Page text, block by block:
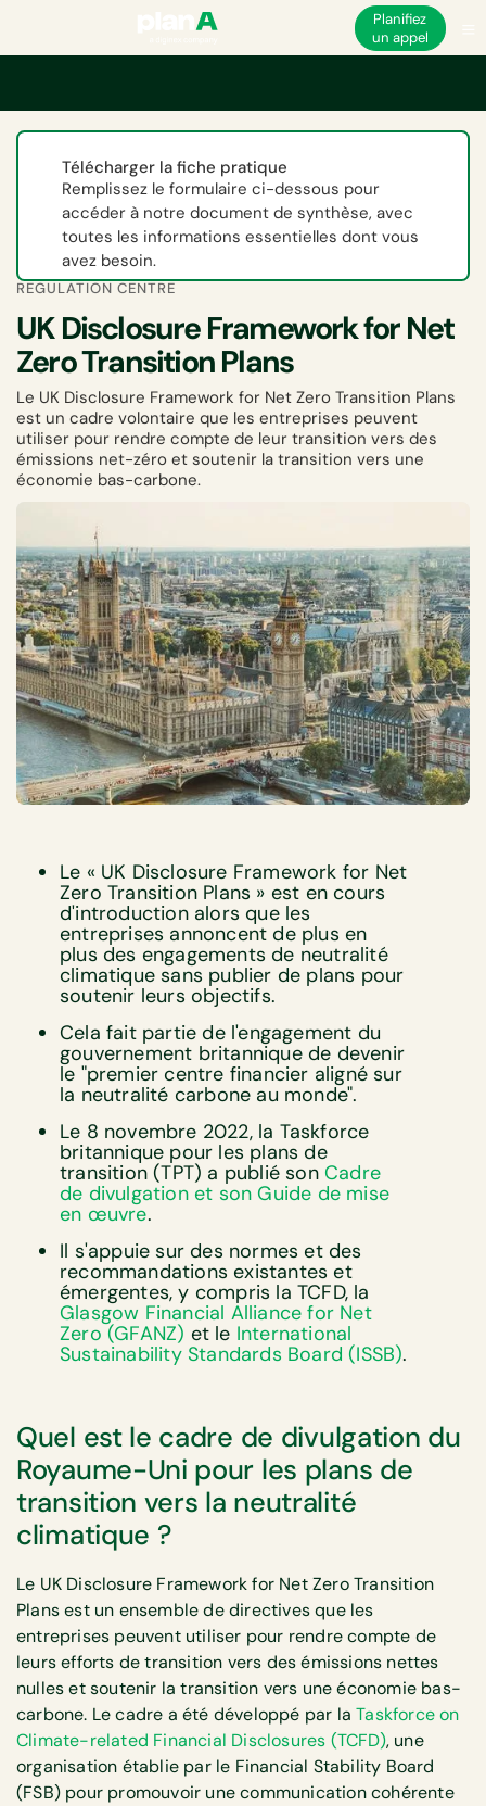
Planifiez
un appel
Télécharger la fiche pratique
Remplissez le formulaire ci-dessous pour
accéder à notre document de synthèse, avec
toutes les informations essentielles dont vous
avez besoin.
REGULATION CENTRE
UK Disclosure Framework for Net
Zero Transition Plans
Le UK Disclosure Framework for Net Zero Transition Plans
est un cadre volontaire que les entreprises peuvent
utiliser pour rendre compte de leur transition vers des
émissions net-zéro et soutenir la transition vers une
économie bas-carbone.
Le « UK Disclosure Framework for Net
Zero Transition Plans » est en cours
d'introduction alors que les
entreprises annoncent de plus en
plus des engagements de neutralité
climatique sans publier de plans pour
soutenir leurs objectifs.
Cela fait partie de l'engagement du
gouvernement britannique de devenir
le "premier centre financier aligné sur
la neutralité carbone au monde".
Le 8 novembre 2022, la Taskforce
britannique pour les plans de
transition (TPT) a publié son Cadre
de divulgation et son Guide de mise
en œuvre.
Il s'appuie sur des normes et des
recommandations existantes et
émergentes, y compris la TCFD, la
Glasgow Financial Alliance for Net
Zero (GFANZ) et le International
Sustainability Standards Board (ISSB).
Quel est le cadre de divulgation du
Royaume-Uni pour les plans de
transition vers la neutralité
climatique ?
Le UK Disclosure Framework for Net Zero Transition
Plans est un ensemble de directives que les
entreprises peuvent utiliser pour rendre compte de
leurs efforts de transition vers des émissions nettes
nulles et soutenir la transition vers une économie bas-
carbone. Le cadre a été développé par laTaskforce on
Climate-related Financial Disclosures (TCFD), une
organisation établie par le Financial Stability Board
(FSB) pour promouvoir une communication cohérente